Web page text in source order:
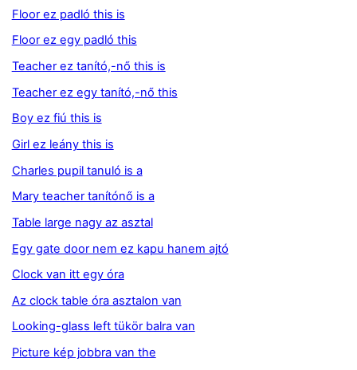
Floor ez padló this is
Floor ez egy padló this
Teacher ez tanító,-nő this is
Teacher ez egy tanító,-nő this
Boy ez fiú this is
Girl ez leány this is
Charles pupil tanuló is a
Mary teacher tanítónő is a
Table large nagy az asztal
Egy gate door nem ez kapu hanem ajtó
Clock van itt egy óra
Az clock table óra asztalon van
Looking-glass left tükör balra van
Picture kép jobbra van the